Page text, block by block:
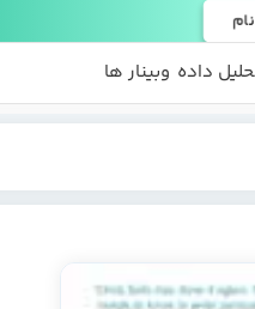
داده وبینار ها